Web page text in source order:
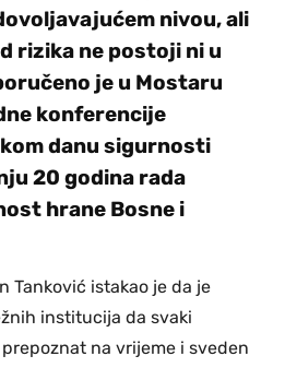
nivou, ali
rizika ne postoji ni u
je u Mostaru
konferencije
danu sigurnosti
20 godina rada
hrane Bosne i
Tanković istakao je da je
institucija da svaki
na vrijeme i sveden